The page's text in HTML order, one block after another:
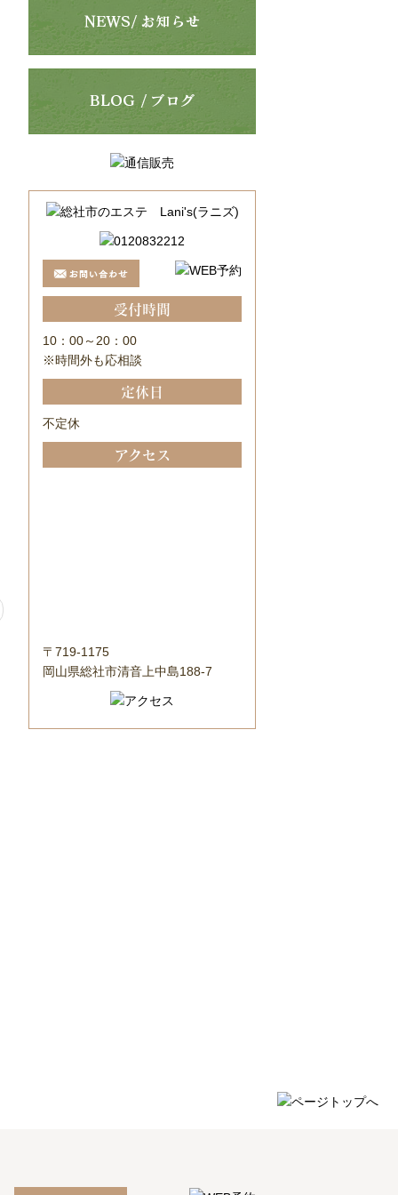
受付時間
10：00～20：00
※時間外も応相談
定休日
不定休
アクセス
〒719-1175
岡山県総社市清音上中島188-7